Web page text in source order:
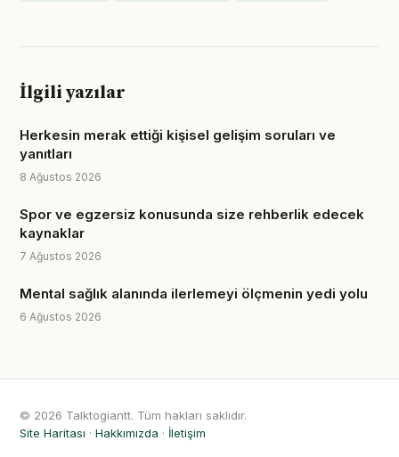
İlgili yazılar
Herkesin merak ettiği kişisel gelişim soruları ve
yanıtları
8 Ağustos 2026
Spor ve egzersiz konusunda size rehberlik edecek
kaynaklar
7 Ağustos 2026
Mental sağlık alanında ilerlemeyi ölçmenin yedi yolu
6 Ağustos 2026
© 2026 Talktogiantt. Tüm hakları saklıdır.
Site Haritası · Hakkımızda · İletişim